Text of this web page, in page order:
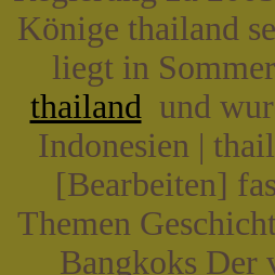
Könige thailand
liegt in
thailandund
Indonesien |
[Bearbeiten]
Themen
Bangkoks Der